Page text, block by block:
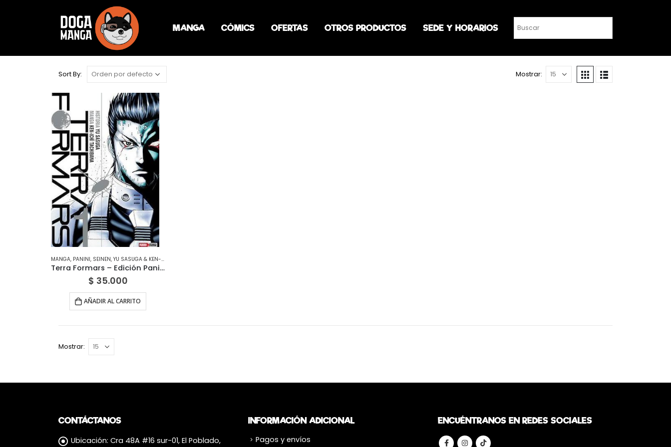
MANGA CÓMICS OFERTAS OTROS PRODUCTOS SEDE Y HORARIOS
Sort By: Mostrar:
MANGA, PANINI, SEINEN, YU SASUGA & KEN-ICHI TACHIBANA
Terra Formars – Edición Panini México
$ 35.000
AÑADIR AL CARRITO
Mostrar:
CONTÁCTANOS
Ubicación: Cra 48A #16 sur-01, El Poblado,
INFORMACIÓN ADICIONAL
Pagos y envíos
ENCUÉNTRANOS EN REDES SOCIALES